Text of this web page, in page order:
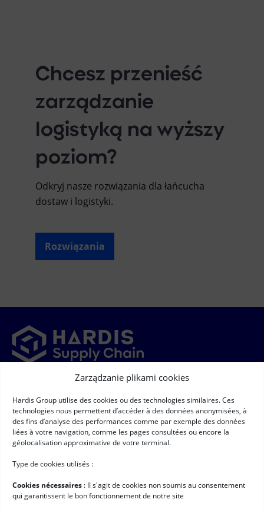
Zarządzanie plikami cookies
Hardis Group utilise des cookies ou des technologies similaires. Ces
technologies nous permettent d’accéder à des données anonymisées, à
des fins d’analyse des performances comme par exemple des données
liées à votre navigation, comme les pages consultées ou encore la
géolocalisation approximative de votre terminal.
Type de cookies utilisés :
Cookies nécessaires : II s'agit de cookies non soumis au consentement
qui garantissent le bon fonctionnement de notre site
Chcesz przenieść
zarządzanie
logistyką na wyższy
poziom?
Odkryj nasze rozwiązania dla łańcucha
dostaw i logistyki.
Rozwiązania
Newsletter
Newsletter(Required)
RGPD(Required)
Wyrażam zgodę na gromadzenie i przetwarzanie moich danych
osobowych zgodnie z warunkami opisanymi na stronie
"Ochrona
danych osobowych" *
Przydatne linki
Usługi